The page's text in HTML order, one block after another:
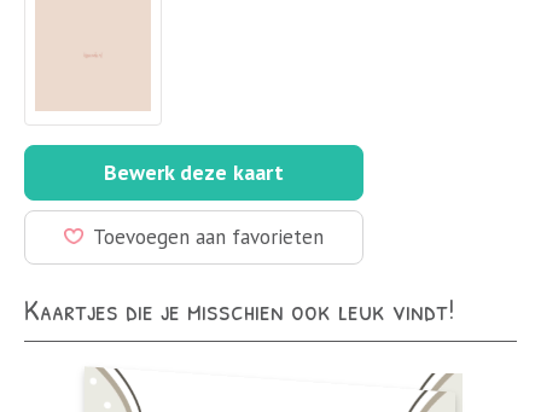
Bewerk deze kaart
Toevoegen aan favorieten
Kaartjes die je misschien ook leuk vindt!